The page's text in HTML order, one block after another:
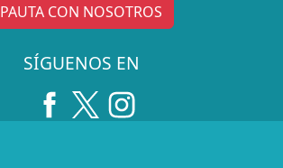
PAUTA CON NOSOTROS
SÍGUENOS EN